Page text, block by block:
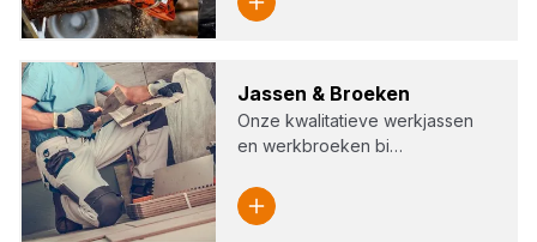
Jas­sen & Broe­ken
Onze kwalitatieve werkjassen
en werkbroeken bi…